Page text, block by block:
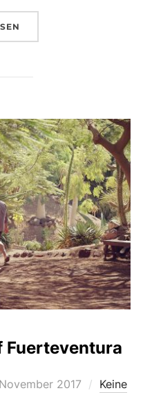
„GEGEN EINEN TAG AM
Fuerteventura
2017
Keine